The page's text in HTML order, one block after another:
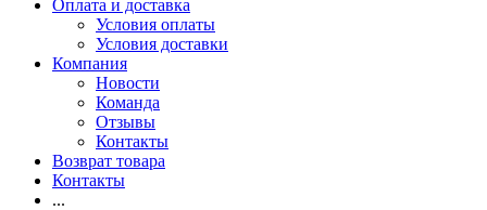
Оплата и доставка
Условия оплаты
Условия доставки
Компания
Новости
Команда
Отзывы
Контакты
Возврат товара
Контакты
...